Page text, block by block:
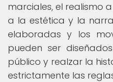
marciales, el realismo
a la estética y la
elaboradas y los
pueden ser
público y realzar la
estrictamente las